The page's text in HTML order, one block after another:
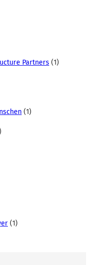
Partners (1)
(1)
(1)